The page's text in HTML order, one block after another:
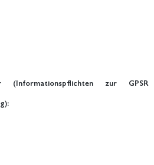
(Informationspflichten zur GPSR